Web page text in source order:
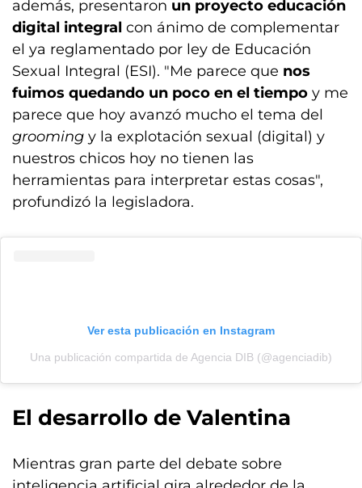
además, presentaron un proyecto educación
digital integral con ánimo de complementar
el ya reglamentado por ley de Educación
Sexual Integral (ESI). "Me parece que nos
fuimos quedando un poco en el tiempo y me
parece que hoy avanzó mucho el tema del
grooming y la explotación sexual (digital) y
nuestros chicos hoy no tienen las
herramientas para interpretar estas cosas",
profundizó la legisladora.
Ver esta publicación en Instagram
Una publicación compartida de Agencia DIB (@agenciadib)
El desarrollo de Valentina
Mientras gran parte del debate sobre